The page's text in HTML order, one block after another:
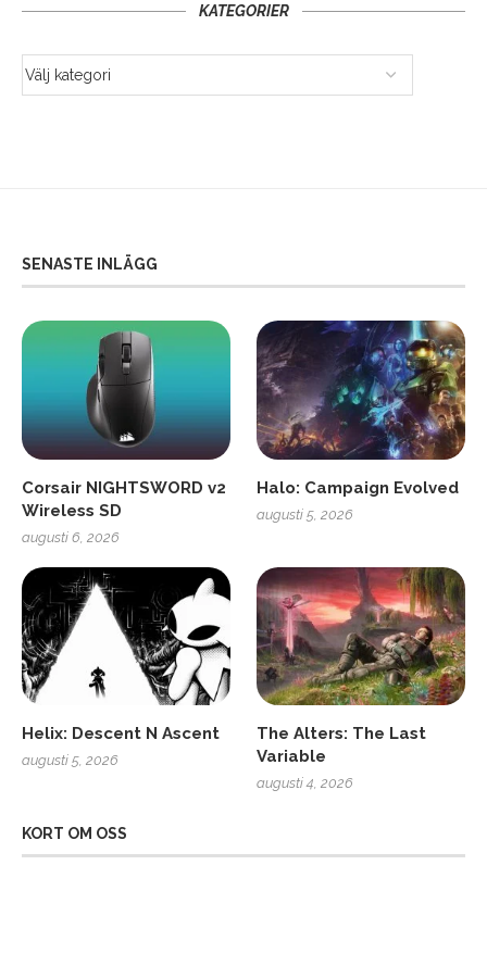
KATEGORIER
SENASTE INLÄGG
Corsair NIGHTSWORD v2
Wireless SD
augusti 6, 2026
Halo: Campaign Evolved
augusti 5, 2026
Helix: Descent N Ascent
augusti 5, 2026
The Alters: The Last
Variable
augusti 4, 2026
KORT OM OSS